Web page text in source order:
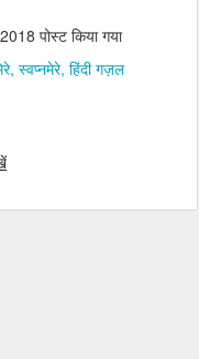
पोस्ट किया गया
स्वप्नमेरे हिंदी गज़ल